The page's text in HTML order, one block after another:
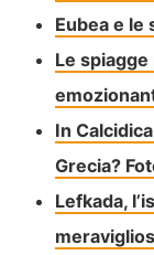
Eubea e le
Le
In
Grecia?
Lefkada,